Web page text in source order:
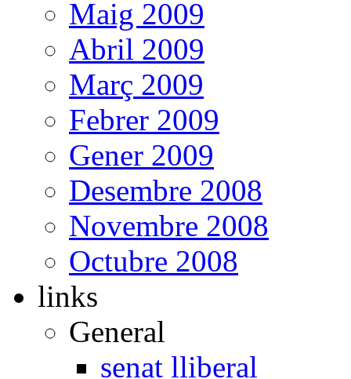
Maig 2009
Abril 2009
Març 2009
Febrer 2009
Gener 2009
Desembre 2008
Novembre 2008
Octubre 2008
links
General
senat lliberal